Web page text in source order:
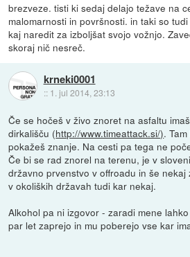
brezveze. tisti ki sedaj delajo težave na
malomarnosti in površnosti. in taki so
kaj naredit za izboljšat svojo vožnjo.
skoraj nič nesreč.
krneki0001
:: 1. jul 2014, 23:13
Če se hočeš v živo znoret na asfaltu
dirkališču (http://www.timeattack.si/).
pokažeš znanje. Na cesti pa tega ne
Če bi se rad znorel na terenu, je v
državno prvenstvo v offroadu in še
v okoliških državah tudi kar nekaj.
Alkohol pa ni izgovor - zaradi mene
par let zaprejo in mu poberejo vse kar